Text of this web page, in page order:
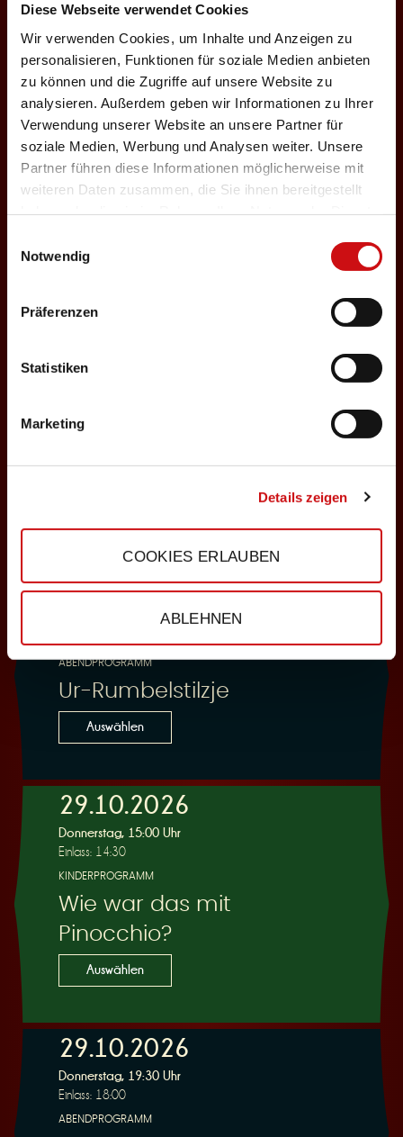
Diese Webseite verwendet Cookies
Wir verwenden Cookies, um Inhalte und Anzeigen zu
personalisieren, Funktionen für soziale Medien anbieten
zu können und die Zugriffe auf unsere Website zu
analysieren. Außerdem geben wir Informationen zu Ihrer
Verwendung unserer Website an unsere Partner für
soziale Medien, Werbung und Analysen weiter. Unsere
Partner führen diese Informationen möglicherweise mit
weiteren Daten zusammen, die Sie ihnen bereitgestellt
Notwendig
Präferenzen
Statistiken
Marketing
Details zeigen
COOKIES ERLAUBEN
ABLEHNEN
Wie war das mit
Pinocchio?
Auswählen
22.10.2026
Donnerstag, 19:30 Uhr
Einlass: 18:00
Ur-Rumbelstilzje
25.10.2026
Einlass: 16:30
28.10.2026
Mittwoch, 19:30 Uhr
ABENDPROGRAMM
Ur-Rumbelstilzje
Auswählen
29.10.2026
Donnerstag, 15:00 Uhr
Einlass: 14:30
KINDERPROGRAMM
Wie war das mit
Pinocchio?
Auswählen
29.10.2026
Donnerstag, 19:30 Uhr
Einlass: 18:00
ABENDPROGRAMM